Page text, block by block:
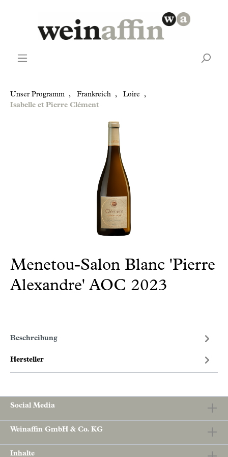
Unser Programm , Frankreich , Loire
,
Isabelle et Pierre Clément
Menetou-Salon Blanc 'Pierre
Alexandre' AOC 2023
Beschreibung
Hersteller
Social Media
Weinaffin GmbH & Co. KG
Inhalte